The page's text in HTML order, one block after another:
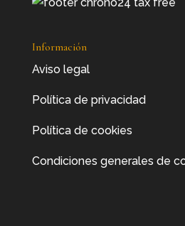
Información
Aviso legal
Política de privacidad
Política de cookies
Condiciones generales de